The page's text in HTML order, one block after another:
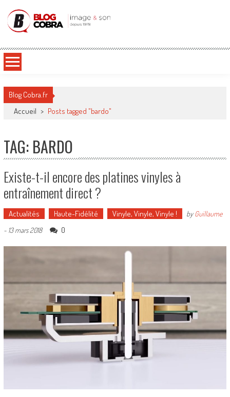
Blog Cobra
Blog Cobra.fr
Accueil > Posts tagged "bardo"
TAG: BARDO
Existe-t-il encore des platines vinyles à
entraînement direct ?
Actualités Haute-Fidélité Vinyle, Vinyle, Vinyle ! byGuillaume
- 13 mars 2018 0